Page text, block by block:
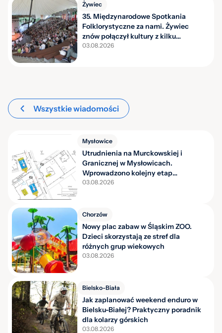
Żywiec
35. Międzynarodowe Spotkania
Folklorystyczne za nami. Żywiec
znów połączył kultury z kilku
kontynentów
03.08.2026
Wszystkie wiadomości
Mysłowice
Utrudnienia na Murckowskiej i
Granicznej w Mysłowicach.
Wprowadzono kolejny etap
organizacji ruchu
03.08.2026
Chorzów
Nowy plac zabaw w Śląskim ZOO.
Dzieci skorzystają ze stref dla
różnych grup wiekowych
03.08.2026
Bielsko-Biała
Jak zaplanować weekend enduro w
Bielsku-Białej? Praktyczny poradnik
dla kolarzy górskich
03.08.2026